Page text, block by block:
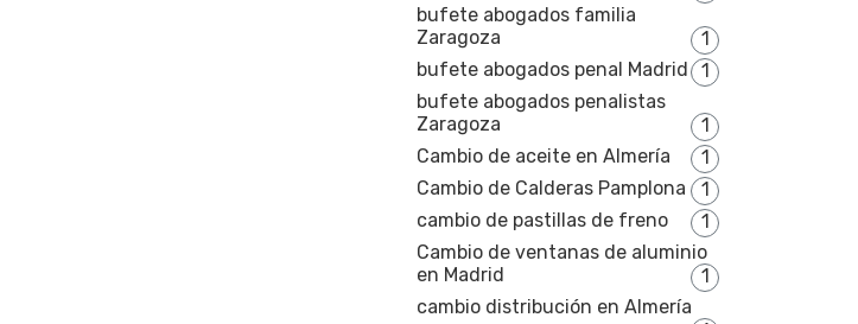
bufete abogados familia
Zaragoza
1
bufete abogados penal Madrid
1
bufete abogados penalistas
Zaragoza
1
Cambio de aceite en Almería
1
Cambio de Calderas Pamplona
1
cambio de pastillas de freno
1
Cambio de ventanas de aluminio
en Madrid
1
cambio distribución en Almería